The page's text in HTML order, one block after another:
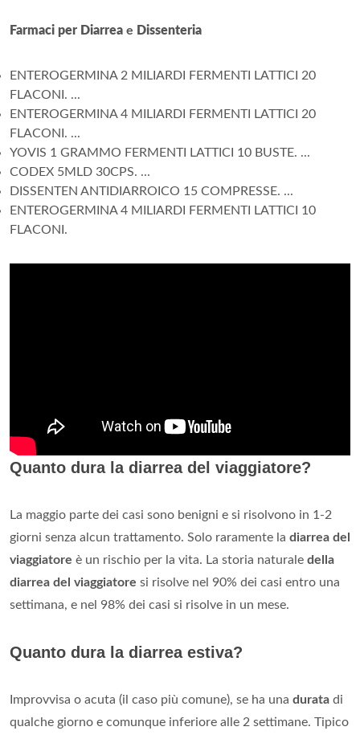
Farmaci per Diarrea e Dissenteria
ENTEROGERMINA 2 MILIARDI FERMENTI LATTICI 20
FLACONI. ...
ENTEROGERMINA 4 MILIARDI FERMENTI LATTICI 20
FLACONI. ...
YOVIS 1 GRAMMO FERMENTI LATTICI 10 BUSTE. ...
CODEX 5MLD 30CPS. ...
DISSENTEN ANTIDIARROICO 15 COMPRESSE. ...
ENTEROGERMINA 4 MILIARDI FERMENTI LATTICI 10
FLACONI.
Quanto dura la diarrea del viaggiatore?
La maggio parte dei casi sono benigni e si risolvono in 1-2
giorni senza alcun trattamento. Solo raramente la diarrea del
viaggiatore è un rischio per la vita. La storia naturale della
diarrea del viaggiatore si risolve nel 90% dei casi entro una
settimana, e nel 98% dei casi si risolve in un mese.
Quanto dura la diarrea estiva?
Improvvisa o acuta (il caso più comune), se ha una durata di
qualche giorno e comunque inferiore alle 2 settimane. Tipico